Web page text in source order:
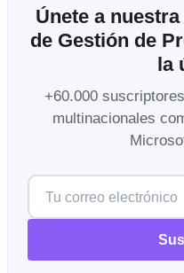
Únete a
de Gestión de
la
+60.000
multinacionales